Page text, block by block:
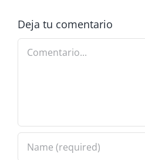
Deja tu comentario
Comentario